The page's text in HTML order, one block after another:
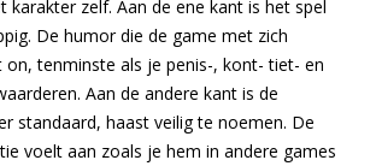
karakter zelf. Aan de ene kant is het spel
De humor die de game met zich
tenminste als je penis-, kont- tiet- en
Aan de andere kant is de
standaard, haast veilig te noemen. De
voelt aan zoals je hem in andere games